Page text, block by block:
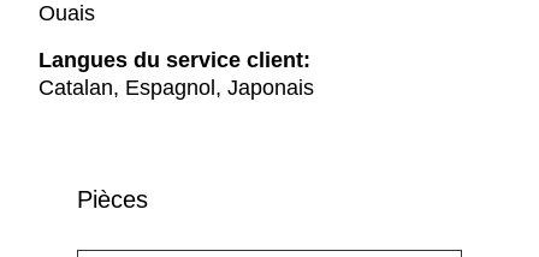
Ouais
Langues du service client:
Catalan, Espagnol, Japonais
Pièces